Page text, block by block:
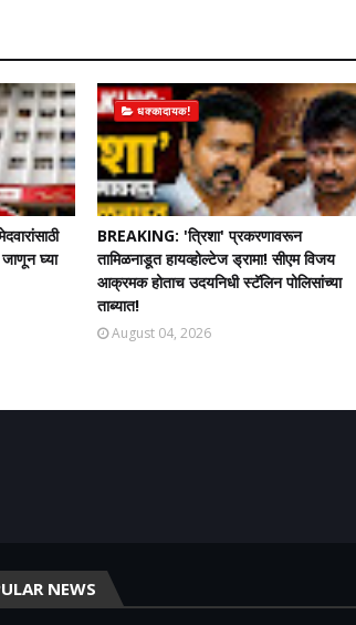
घ्या
धक्कादायक!
BREAKING: 'त्रिशा' प्रकरणावरून
तामिळनाडूत हायव्होल्टेज ड्रामा! सीएम विजय
आक्रमक होताच उदयनिधी स्टॅलिन पोलिसांच्या
ताब्यात!
August 04, 2026
NEWS